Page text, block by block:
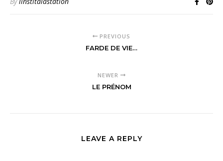
PREVIOUS
FARDE DE VIE…
NEWER
LE PRÉNOM
LEAVE A REPLY